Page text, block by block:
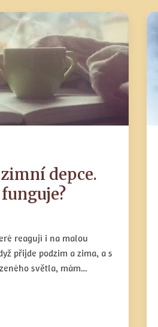
depce.
reagují i na malou
přijde podzim a zima, a s
světla, mám
nepříjemných stavů,
energie. A to rozhodně
metody, které mi moji